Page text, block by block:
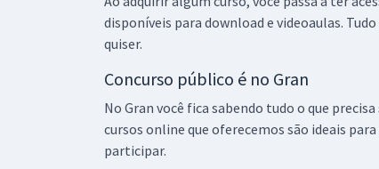
disponíveis para download e videoaulas.
quiser.
Concurso público é no Gran
No Gran você fica sabendo tudo o que
cursos online que oferecemos são ideais
participar.